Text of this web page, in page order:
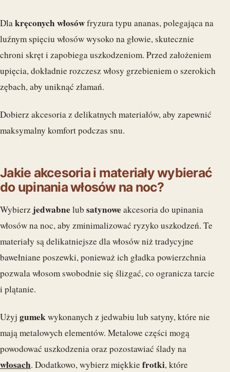
Dlakręconych włosówfryzura typu ananas, polegająca na
luźnym spięciu włosów wysoko na głowie, skutecznie
chroni skręt i zapobiega uszkodzeniom. Przed założeniem
upięcia, dokładnie rozczesz włosy grzebieniem o szerokich
zębach, aby uniknąć złamań.
Dobierz akcesoria z delikatnych materiałów, aby zapewnić
maksymalny komfort podczas snu.
Jakie akcesoria i materiały wybierać
do upinania włosów na noc?
Wybierz jedwabnelub satynoweakcesoria do upinania
włosów na noc, aby zminimalizować ryzyko uszkodzeń. Te
materiały są delikatniejsze dla włosów niż tradycyjne
bawełniane poszewki, ponieważ ich gładka powierzchnia
pozwala włosom swobodnie się ślizgać, co ogranicza tarcie
i plątanie.
Użyj gumekwykonanych z jedwabiu lub satyny, które nie
mają metalowych elementów. Metalowe części mogą
powodować uszkodzenia oraz pozostawiać ślady na
włosach. Dodatkowo, wybierz miękkiefrotki, które